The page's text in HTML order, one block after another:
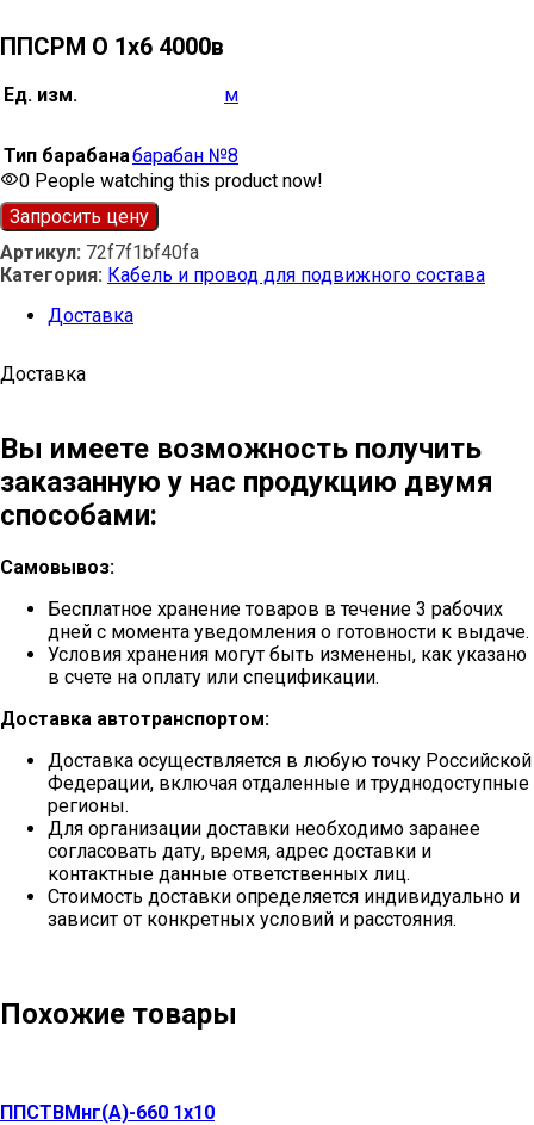
ППСРМ О 1х6 4000в
Ед. изм. м
Тип барабанабарабан №8
0 People watching this product now!
Запросить цену
Артикул: 72f7f1bf40fa
Категория: Кабель и провод для подвижного состава
Доставка
Доставка
Вы имеете возможность получить
заказанную у нас продукцию двумя
способами:
Самовывоз:
Бесплатное хранение товаров в течение 3 рабочих
дней с момента уведомления о готовности к выдаче.
Условия хранения могут быть изменены, как указано
в счете на оплату или спецификации.
Доставка автотранспортом:
Доставка осуществляется в любую точку Российской
Федерации, включая отдаленные и труднодоступные
регионы.
Для организации доставки необходимо заранее
согласовать дату, время, адрес доставки и
контактные данные ответственных лиц.
Стоимость доставки определяется индивидуально и
зависит от конкретных условий и расстояния.
Похожие товары
ППСТВМнг(А)-660 1х10